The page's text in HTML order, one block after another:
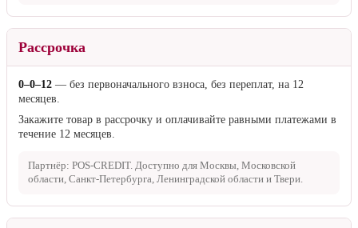
Рассрочка
0–0–12 — без первоначального взноса, без переплат, на 12
месяцев.
Закажите товар в рассрочку и оплачивайте равными платежами в
течение 12 месяцев.
Партнёр: POS-CREDIT. Доступно для Москвы, Московской
области, Санкт-Петербурга, Ленинградской области и Твери.